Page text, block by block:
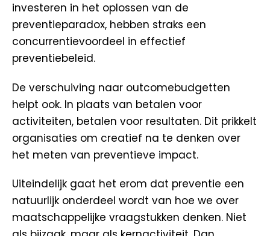
investeren in het oplossen van de
preventieparadox, hebben straks een
concurrentievoordeel in effectief
preventiebeleid.
De verschuiving naar outcomebudgetten
helpt ook. In plaats van betalen voor
activiteiten, betalen voor resultaten. Dit prikkelt
organisaties om creatief na te denken over
het meten van preventieve impact.
Uiteindelijk gaat het erom dat preventie een
natuurlijk onderdeel wordt van hoe we over
maatschappelijke vraagstukken denken. Niet